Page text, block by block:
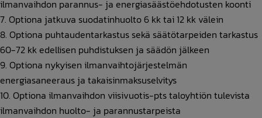
ilmanvaihdon parannus- ja energiasäästöehdotusten koonti
Optiona jatkuva suodatinhuolto 6 kk tai 12 kk välein
Optiona puhtaudentarkastus sekä säätötarpeiden tarkastus
60-72 kk edellisen puhdistuksen ja säädön jälkeen
Optiona nykyisen ilmanvaihtojärjestelmän
energiasaneeraus ja takaisinmaksuselvitys
Optiona ilmanvaihdon viisivuotis-pts taloyhtiön tulevista
ilmanvaihdon huolto- ja parannustarpeista